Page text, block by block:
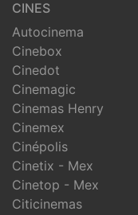
CINES
Autocinema
Cinebox
Cinedot
Cinemagic
Cinemas Henry
Cinemex
Cinépolis
Cinetix - Mex
Cinetop - Mex
Citicinemas